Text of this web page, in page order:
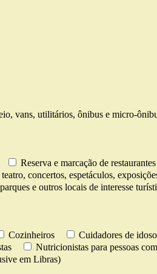
vans, utilitários, ônibus e micro-
Reserva e marcação de restaurantes
concertos, espetáculos,
e outros locais de interesse
Cozinheiros Cuidadores de
Nutricionistas para pessoas
em Libras)